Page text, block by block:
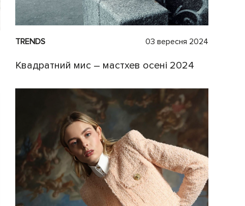
TRENDS 03 вересня 2024
Квадратний мис – мастхев осені 2024